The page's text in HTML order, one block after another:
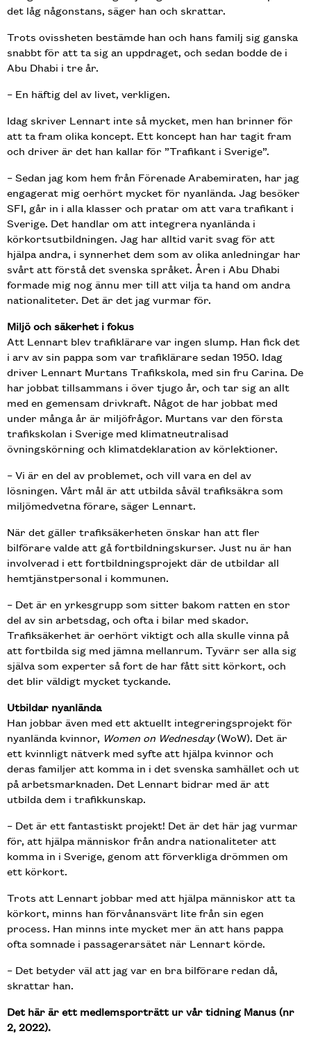
det låg någonstans, säger han och skrattar.
Trots ovissheten bestämde han och hans familj sig ganska
snabbt för att ta sig an uppdraget, och sedan bodde de i
Abu Dhabi i tre år.
– En häftig del av livet, verkligen.
Idag skriver Lennart inte så mycket, men han brinner för
att ta fram olika koncept. Ett koncept han har tagit fram
och driver är det han kallar för ”Trafikant i Sverige”.
– Sedan jag kom hem från Förenade Arabemiraten, har jag
engagerat mig oerhört mycket för nyanlända. Jag besöker
SFI, går in i alla klasser och pratar om att vara trafikant i
Sverige. Det handlar om att integrera nyanlända i
körkortsutbildningen. Jag har alltid varit svag för att
hjälpa andra, i synnerhet dem som av olika anledningar har
svårt att förstå det svenska språket. Åren i Abu Dhabi
formade mig nog ännu mer till att vilja ta hand om andra
nationaliteter. Det är det jag vurmar för.
Miljö och säkerhet i fokus
Att Lennart blev trafiklärare var ingen slump. Han fick det
i arv av sin pappa som var trafiklärare sedan 1950. Idag
driver Lennart Murtans Trafikskola, med sin fru Carina. De
har jobbat tillsammans i över tjugo år, och tar sig an allt
med en gemensam drivkraft. Något de har jobbat med
under många år är miljöfrågor. Murtans var den första
trafikskolan i Sverige med klimatneutralisad
övningskörning och klimatdeklaration av körlektioner.
– Vi är en del av problemet, och vill vara en del av
lösningen. Vårt mål är att utbilda såväl trafiksäkra som
miljömedvetna förare, säger Lennart.
När det gäller trafiksäkerheten önskar han att fler
bilförare valde att gå fortbildningskurser. Just nu är han
involverad i ett fortbildningsprojekt där de utbildar all
hemtjänstpersonal i kommunen.
– Det är en yrkesgrupp som sitter bakom ratten en stor
del av sin arbetsdag, och ofta i bilar med skador.
Trafiksäkerhet är oerhört viktigt och alla skulle vinna på
att fortbilda sig med jämna mellanrum. Tyvärr ser alla sig
själva som experter så fort de har fått sitt körkort, och
det blir väldigt mycket tyckande.
Utbildar nyanlända
Han jobbar även med ett aktuellt integreringsprojekt för
nyanlända kvinnor, Women on Wednesday(WoW). Det är
ett kvinnligt nätverk med syfte att hjälpa kvinnor och
deras familjer att komma in i det svenska samhället och ut
på arbetsmarknaden. Det Lennart bidrar med är att
utbilda dem i trafikkunskap.
– Det är ett fantastiskt projekt! Det är det här jag vurmar
för, att hjälpa människor från andra nationaliteter att
komma in i Sverige, genom att förverkliga drömmen om
ett körkort.
Trots att Lennart jobbar med att hjälpa människor att ta
körkort, minns han förvånansvärt lite från sin egen
process. Han minns inte mycket mer än att hans pappa
ofta somnade i passagerarsätet när Lennart körde.
– Det betyder väl att jag var en bra bilförare redan då,
skrattar han.
Det här är ett medlemsporträtt ur vår tidning Manus (nr
2, 2022).